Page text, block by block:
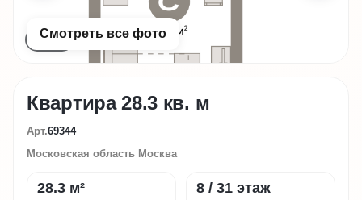
9 фото
Смотреть все фото
Квартира 28.3 кв. м
Арт.69344
Московская область Москва
28.3 м² 8 / 31 этаж